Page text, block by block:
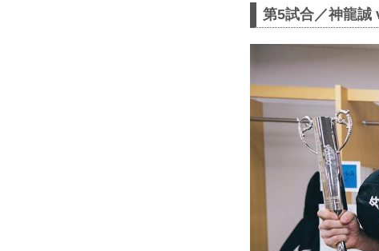
第5試合／神龍誠